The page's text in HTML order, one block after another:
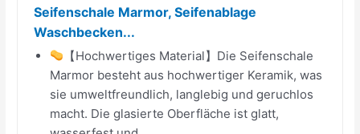
Seifenschale Marmor, Seifenablage
Waschbecken...
【Hochwertiges Material】Die Seifenschale
Marmor besteht aus hochwertiger Keramik, was
sie umweltfreundlich, langlebig und geruchlos
macht. Die glasierte Oberfläche ist glatt,